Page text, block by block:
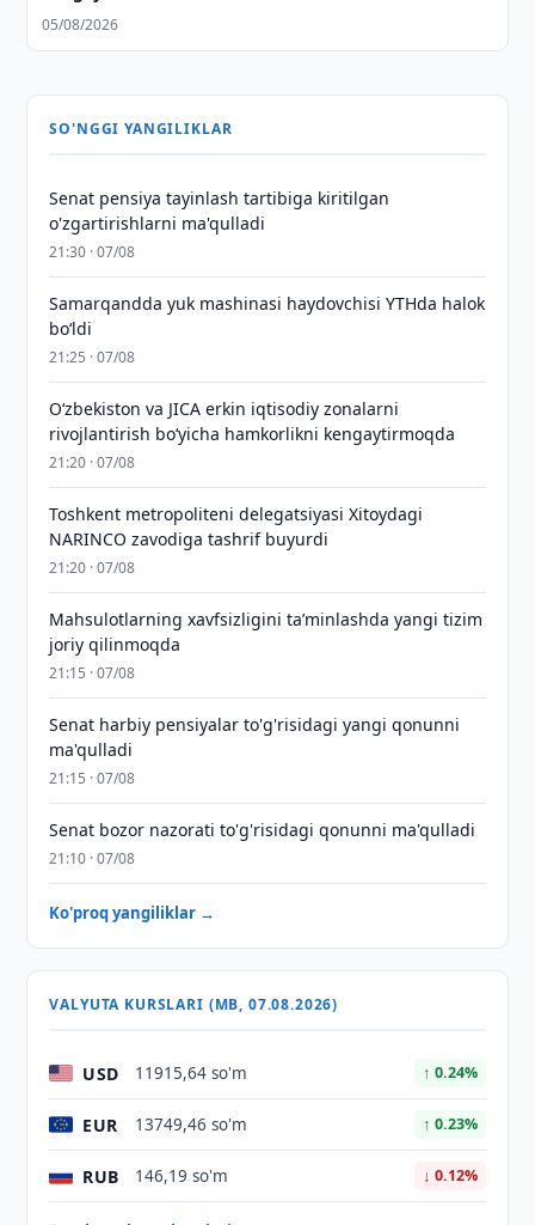
05/08/2026
SO'NGGI YANGILIKLAR
Senat pensiya tayinlash tartibiga kiritilgan
o'zgartirishlarni ma'qulladi
21:30 · 07/08
Samarqandda yuk mashinasi haydovchisi YTHda halok
bo‘ldi
21:25 · 07/08
Oʻzbekiston va JICA erkin iqtisodiy zonalarni
rivojlantirish boʻyicha hamkorlikni kengaytirmoqda
21:20 · 07/08
Toshkent metropoliteni delegatsiyasi Xitoydagi
NARINCO zavodiga tashrif buyurdi
21:20 · 07/08
Mahsulotlarning xavfsizligini taʼminlashda yangi tizim
joriy qilinmoqda
21:15 · 07/08
Senat harbiy pensiyalar to'g'risidagi yangi qonunni
ma'qulladi
21:15 · 07/08
Senat bozor nazorati to'g'risidagi qonunni ma'qulladi
21:10 · 07/08
Ko'proq yangiliklar →
VALYUTA KURSLARI (MB, 07.08.2026)
USD 11915,64 so'm ↑ 0.24%
EUR 13749,46 so'm ↑ 0.23%
RUB 146,19 so'm ↓ 0.12%